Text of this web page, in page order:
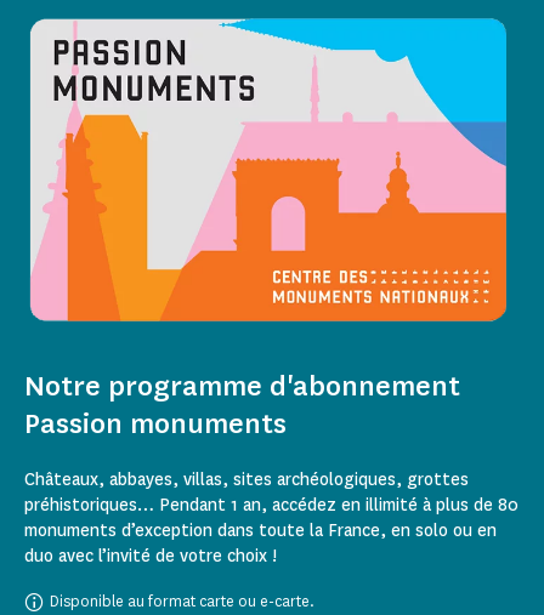
Notre programme d'abonnement
Passion monuments
Châteaux, abbayes, villas, sites archéologiques, grottes
préhistoriques… Pendant 1 an, accédez en illimité à plus de 80
monuments d’exception dans toute la France, en solo ou en
duo avec l’invité de votre choix !
Disponible au format carte ou e-carte.